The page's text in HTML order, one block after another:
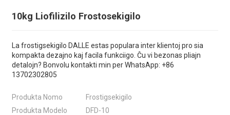
10kg Liofilizilo Frostosekigilo
La frostigsekigilo DALLE estas populara inter klientoj pro sia
kompakta dezajno kaj facila funkciigo. Ĉu vi bezonas pliajn
detalojn? Bonvolu kontakti min per WhatsApp: +86
13702302805
Produkta Nomo
Frostigsekigilo
Produkta Modelo
DFD-10